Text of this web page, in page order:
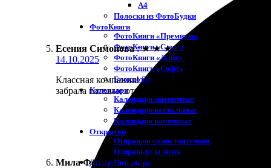
A4
Полоски из ФотоБудки
ФотоКниги
ФотоКниги «Премиум»
ФотоКниги «Слим»
ФотоКниги «Лайт»
ФотоКниги «Софт»
Блокноты
Календари
Календари магнитные
Календари настольные
Календари настенные
Открытки
Отправлю самостоятельно
Отправьте за меня
Декор Интерьера
Есения Симонова : ★ ★ ★ ★
14.10.2025
Классная компания! Заказала печать 10х15 и
забрала готовые отпечатки. Качество выше
Мила Фомина : ★ ★ ★